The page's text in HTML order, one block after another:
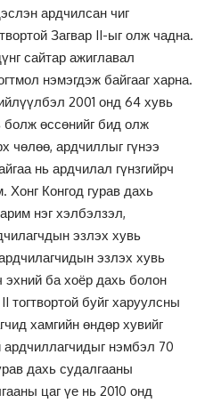
ардчилсан чиг
Загвар II-ыг олж чадна.
сайтар ажиглавал
нэмэгдэж байгааг харна.
2001 онд 64 хувь
болж өссөнийг бид олж
чөлөө, ардчиллыг гүнээ
нь ардчилал гүнзгийрч
Хонг Конгод гурав дахь
нэг хэлбэлзэл,
эзлэх хувь
эзлэх хувь
эхний ба хоёр дахь болон
тогтвортой буйг харуулсны
хамгийн өндөр хувийг
нэмбэл 70
дахь судалгааны
цаг үе нь 2010 онд